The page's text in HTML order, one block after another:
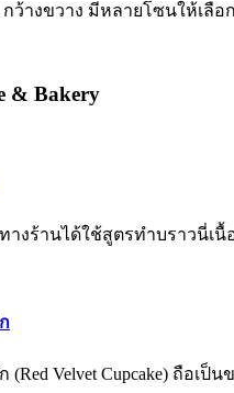
ว้างขวาง มีหลายโซนให้เลื
& Bakery
างร้านได้ใช้สูตรทำบราวนี่เ
ก (Red Velvet Cupcake) ถื